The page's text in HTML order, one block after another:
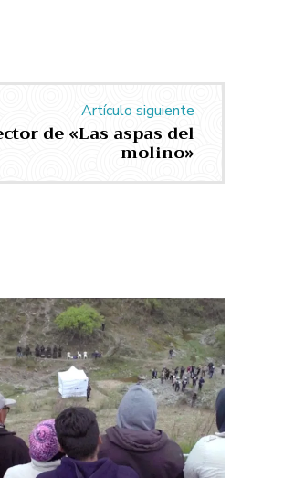
Artículo siguiente
de «Las aspas del
molino»